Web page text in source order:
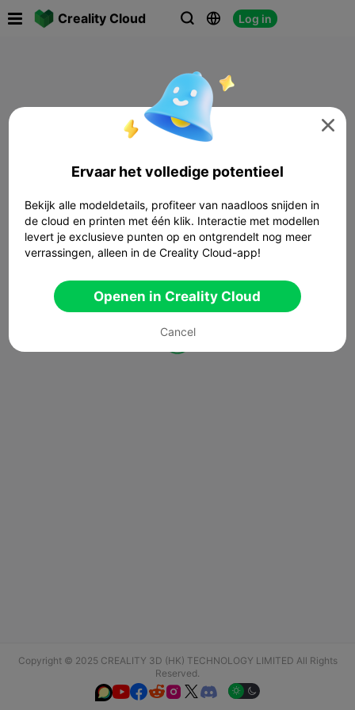
Creality Cloud   Log in
Copyright © 2025 CREALITY 3D (HK) TECHNOLOGY LIMITED All Rights
Reserved.
  

Ervaar het volledige potentieel
Bekijk alle modeldetails, profiteer van naadloos snijden in
de cloud en printen met één klik. Interactie met modellen
levert je exclusieve punten op en ontgrendelt nog meer
verrassingen, alleen in de Creality Cloud-app!
Openen in Creality Cloud
Cancel